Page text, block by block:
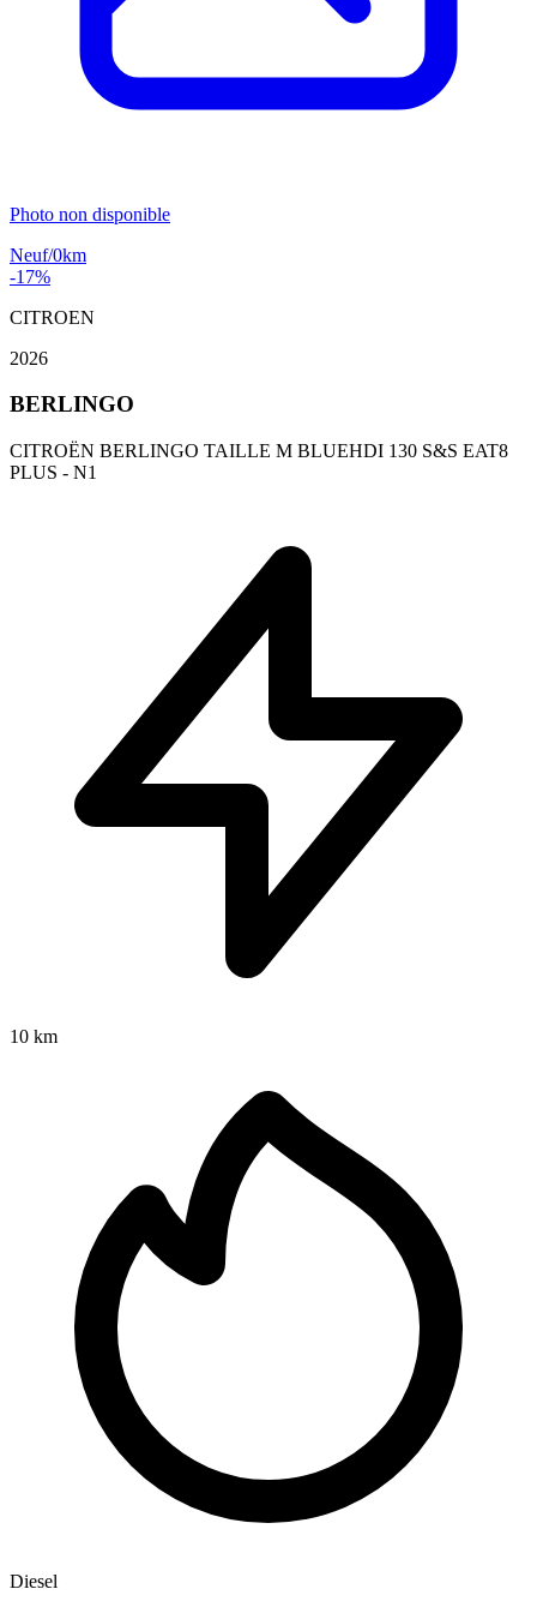
Photo non disponible
Neuf/0km
-17%
CITROEN
2026
BERLINGO
CITROËN BERLINGO TAILLE M BLUEHDI 130 S&S EAT8
PLUS - N1
10 km
Diesel